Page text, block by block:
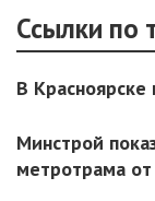
Ссылки по
В
Минстрой
метротрама